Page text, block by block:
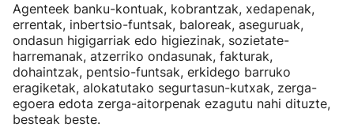
Agenteek banku-kontuak, kobrantzak, xedapenak,
errentak, inbertsio-funtsak, baloreak, aseguruak,
ondasun higigarriak edo higiezinak, sozietate-
harremanak, atzerriko ondasunak, fakturak,
dohaintzak, pentsio-funtsak, erkidego barruko
eragiketak, alokatutako segurtasun-kutxak, zerga-
egoera edota zerga-aitorpenak ezagutu nahi dituzte,
besteak beste.